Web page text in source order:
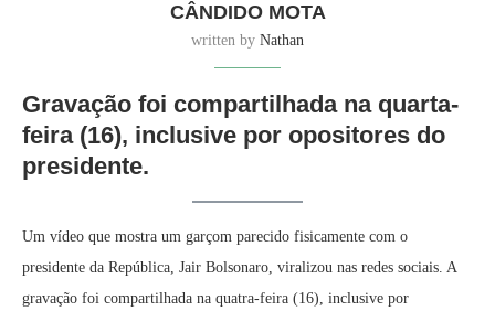
CÂNDIDO MOTA
written by Nathan
Gravação foi compartilhada na quarta-
feira (16), inclusive por opositores do
presidente.
Um vídeo que mostra um garçom parecido fisicamente com o
presidente da República, Jair Bolsonaro, viralizou nas redes sociais. A
gravação foi compartilhada na quatra-feira (16), inclusive por